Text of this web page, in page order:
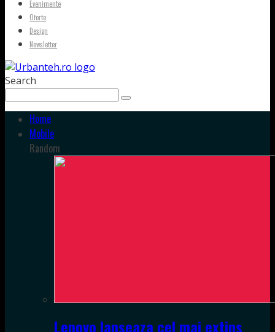
Evenimente
Oferte
Design
Newsletter
Search
Home
Mobile
Random
Lenovo lanseaza cel mai extins